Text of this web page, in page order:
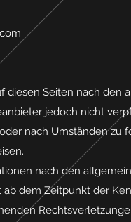
diesen Seiten nach den
jedoch nicht
nach Umständen zu
nach den
dem Zeitpunkt der